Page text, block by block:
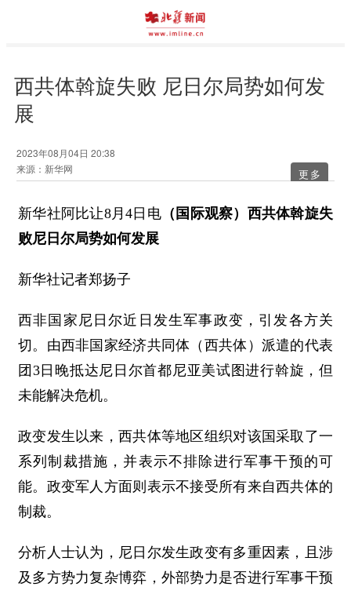
西共体斡旋失败 尼日尔局势如何发
展
2023年08月04日 20:38
来源：新华网
更多
新华社阿比让8月4日电 （国际观察）西共体斡旋失
败尼日尔局势如何发展
新华社记者郑扬子
西非国家尼日尔近日发生军事政变，引发各方关
切。由西非国家经济共同体（西共体）派遣的代表
团3日晚抵达尼日尔首都尼亚美试图进行斡旋，但
未能解决危机。
政变发生以来，西共体等地区组织对该国采取了一
系列制裁措施，并表示不排除进行军事干预的可
能。政变军人方面则表示不接受所有来自西共体的
制裁。
分析人士认为，尼日尔发生政变有多重因素，且涉
及多方势力复杂博弈，外部势力是否进行军事干预